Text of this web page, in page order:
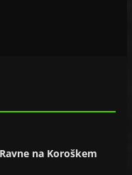
na Koroškem